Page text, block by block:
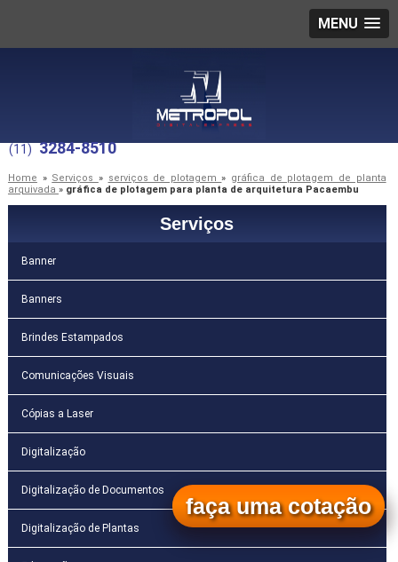
MENU
(11) 3284-8510
Home » Serviços » serviços de plotagem» gráfica de plotagem de planta
arquivada » gráfica de plotagem para planta de arquitetura Pacaembu
Serviços
Banner
Banners
Brindes Estampados
Comunicações Visuais
Cópias a Laser
Digitalização
Digitalização de Documentos
Digitalização de Plantas
faça uma cotação